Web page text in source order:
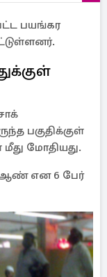
பயங்கர
பகுதிக்குள்
மீது மோதியது.
ஆண் என 6 பேர்